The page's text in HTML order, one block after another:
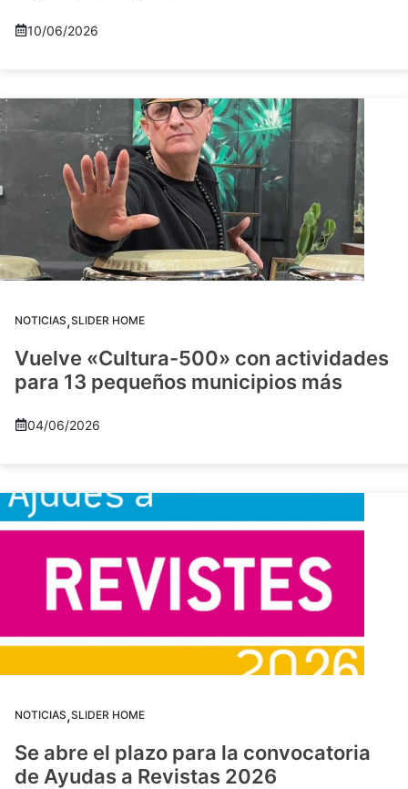
10/06/2026
NOTICIAS,SLIDER HOME
Vuelve «Cultura-500» con actividades
para 13 pequeños municipios más
04/06/2026
NOTICIAS,SLIDER HOME
Se abre el plazo para la convocatoria
de Ayudas a Revistas 2026